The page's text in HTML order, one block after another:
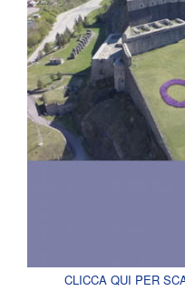
CLICCA QUI PER